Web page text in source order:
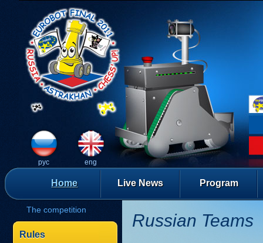
рус eng
Home Live News Program
Russian Teams
The competition
Rules